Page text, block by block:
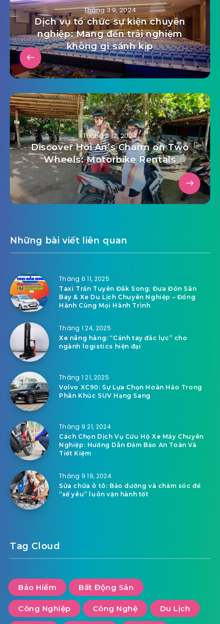
Tháng 3 9, 2024
Dịch vụ tổ chức sự kiện chuyên
nghiệp: Mang đến trải nghiệm
không gì sánh kịp
Tháng 3 12, 2024
Discover Hoi An’s Charm on Two
Wheels: Motorbike Rentals
Những bài viết liên quan
Tháng 6 11, 2025
Taxi Trần Tuyên Đắk Song: Đưa Đón Sân
Bay & Xe Du Lịch Chuyên Nghiệp – Đồng
Hành Cùng Mọi Hành Trình
Tháng 1 24, 2025
Xe nâng hàng: “Cánh tay đắc lực” cho
ngành logistics hiện đại
Tháng 1 21, 2025
Volvo XC90: Sự Lựa Chọn Hoàn Hảo Trong
Phân Khúc SUV Hạng Sang
Tháng 9 21, 2024
Cách Chọn Dịch Vụ Cứu Hộ Xe Máy Chuyên
Nghiệp: Hướng Dẫn Đảm Bảo An Toàn Và
Tiết Kiệm
Tháng 9 19, 2024
Sửa chữa ô tô: Bảo dưỡng và chăm sóc để
“xế yêu” luôn vận hành tốt
Tag Cloud
Bảo Hiểm Bất Động Sản
Công Nghiệp Công Nghệ Du Lịch